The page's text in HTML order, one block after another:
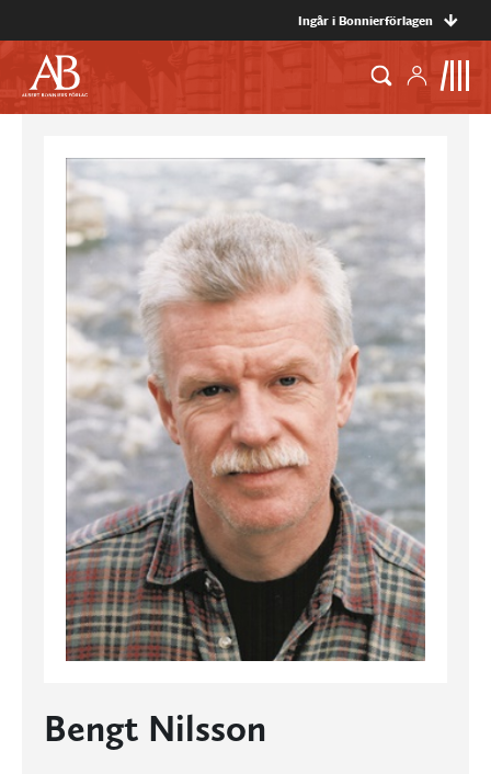
Ingår i Bonnierförlagen
Bengt Nilsson